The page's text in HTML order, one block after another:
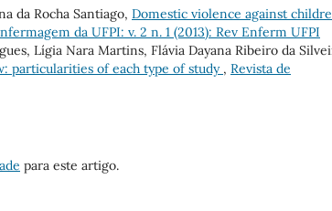
da Rocha Santiago, Domestic violence against
da UFPI: v. 2 n. 1 (2013): Rev Enferm UFPI
Lígia Nara Martins, Flávia Dayana Ribeiro da
particularities of each type of study , Revista de
para este artigo.